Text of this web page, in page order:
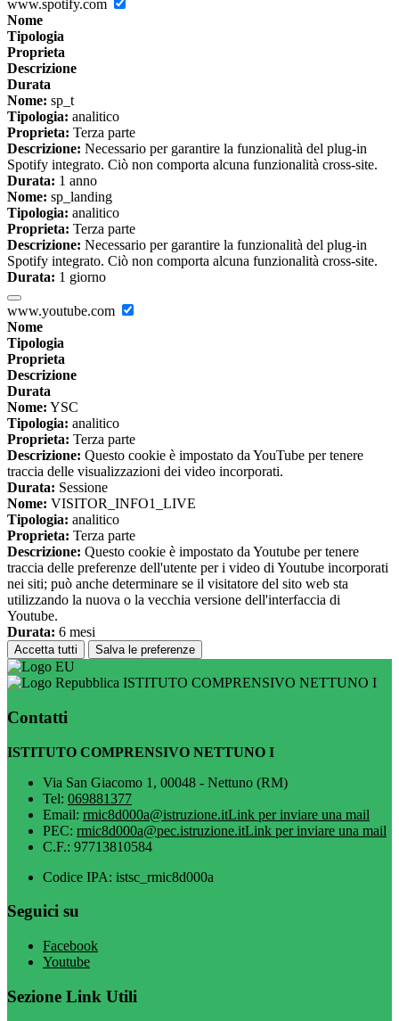
www.spotify.com
Nome
Tipologia
Proprieta
Descrizione
Durata
Nome: sp_t
Tipologia: analitico
Proprieta: Terza parte
Descrizione: Necessario per garantire la funzionalità del plug-in
Spotify integrato. Ciò non comporta alcuna funzionalità cross-site.
Durata: 1 anno
Nome: sp_landing
Tipologia: analitico
Proprieta: Terza parte
Descrizione: Necessario per garantire la funzionalità del plug-in
Spotify integrato. Ciò non comporta alcuna funzionalità cross-site.
Durata: 1 giorno
www.youtube.com
Nome
Tipologia
Proprieta
Descrizione
Durata
Nome: YSC
Tipologia: analitico
Proprieta: Terza parte
Descrizione: Questo cookie è impostato da YouTube per tenere
traccia delle visualizzazioni dei video incorporati.
Durata: Sessione
Nome: VISITOR_INFO1_LIVE
Tipologia: analitico
Proprieta: Terza parte
Descrizione: Questo cookie è impostato da Youtube per tenere
traccia delle preferenze dell'utente per i video di Youtube incorporati
nei siti; può anche determinare se il visitatore del sito web sta
utilizzando la nuova o la vecchia versione dell'interfaccia di
Youtube.
Durata: 6 mesi
Accetta tutti Salva le preferenze
ISTITUTO COMPRENSIVO NETTUNO I
Contatti
ISTITUTO COMPRENSIVO NETTUNO I
Via San Giacomo 1, 00048 - Nettuno (RM)
Tel: 069881377
Email: rmic8d000a@istruzione.itLink per inviare una mail
PEC: rmic8d000a@pec.istruzione.itLink per inviare una mail
C.F.: 97713810584
Codice IPA: istsc_rmic8d000a
Seguici su
Facebook
Youtube
Sezione Link Utili